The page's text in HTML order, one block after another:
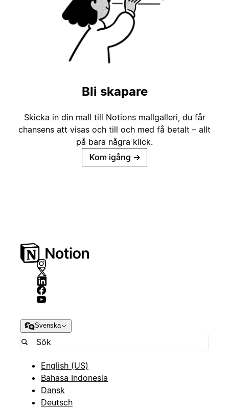
Bli skapare
Skicka in din mall till Notions mallgalleri, du får
chansens att visas och till och med få betalt – allt
på bara några klick.
Kom igång →
Svenska
English (US)
Bahasa Indonesia
Dansk
Deutsch